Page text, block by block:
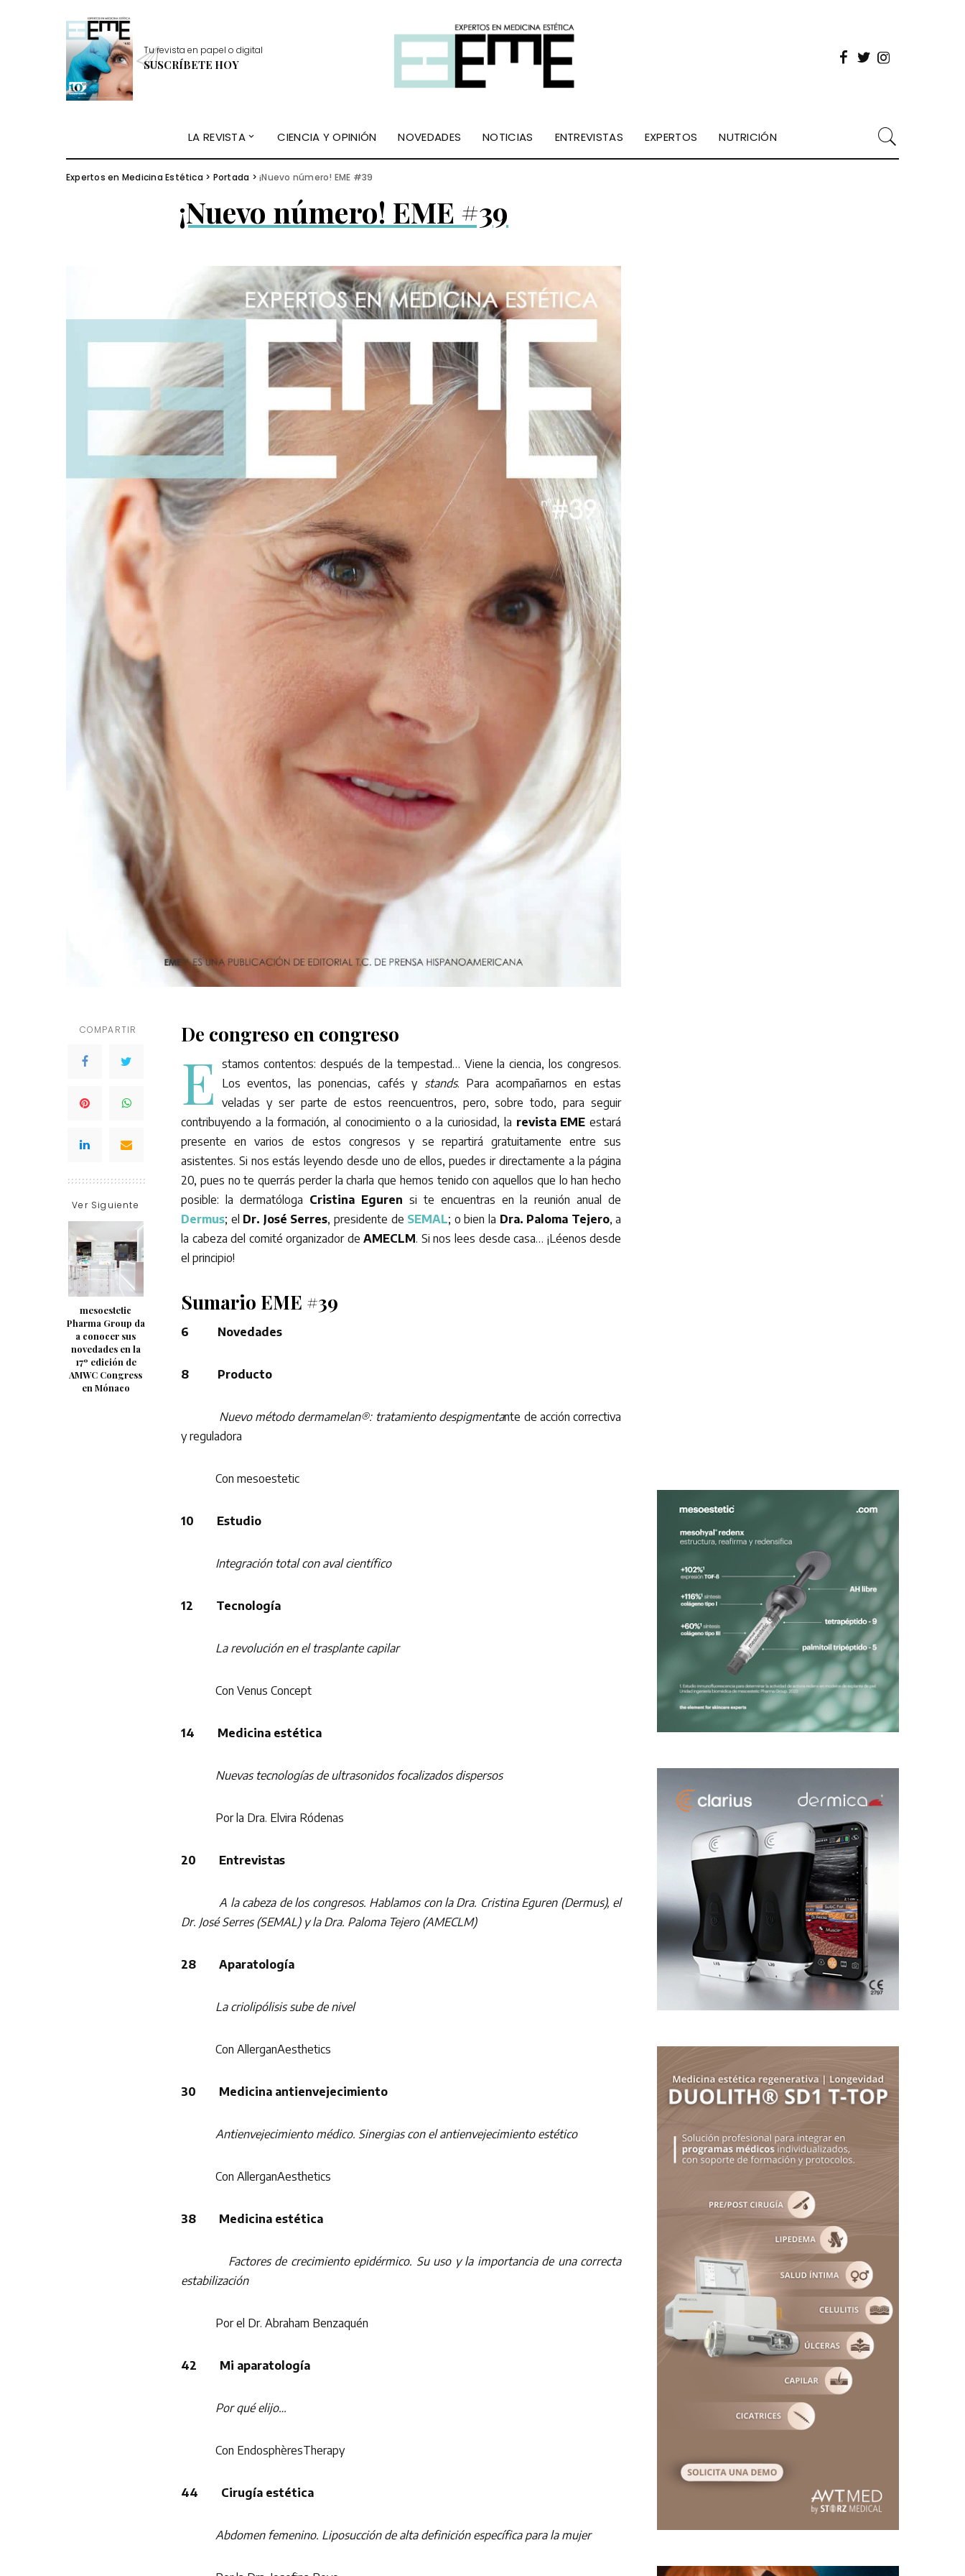
Tu revista en papel o digital
SUSCRÍBETE HOY
LA REVISTA CIENCIA Y OPINIÓN NOVEDADES NOTICIAS ENTREVISTAS EXPERTOS NUTRICIÓN
Expertos en Medicina Estética > Portada >¡Nuevo número! EME #39
¡Nuevo número! EME #39
COMPARTIR
Ver Siguiente
mesoestetic
Pharma Group da
a conocer sus
novedades en la
17º edición de
AMWC Congress
en Mónaco
De congreso en congreso
E stamos contentos: después de la tempestad… Viene la ciencia, los congresos.
Los eventos, las ponencias, cafés y stands. Para acompañarnos en estas
veladas y ser parte de estos reencuentros, pero, sobre todo, para seguir
contribuyendo a la formación, al conocimiento o a la curiosidad, la revista EME estará
presente en varios de estos congresos y se repartirá gratuitamente entre sus
asistentes. Si nos estás leyendo desde uno de ellos, puedes ir directamente a la página
20, pues no te querrás perder la charla que hemos tenido con aquellos que lo han hecho
posible: la dermatóloga Cristina Eguren si te encuentras en la reunión anual de
Dermus; el Dr. José Serres, presidente de SEMAL; o bien la Dra. Paloma Tejero, a
la cabeza del comité organizador deAMECLM. Si nos lees desde casa… ¡Léenos desde
el principio!
Sumario EME #39
6 Novedades
8 Producto
Nuevo método dermamelan®: tratamiento despigmentante de acción correctiva
y reguladora
Con mesoestetic
10 Estudio
Integración total con aval científico
12 Tecnología
La revolución en el trasplante capilar
Con Venus Concept
14 Medicina estética
Nuevas tecnologías de ultrasonidos focalizados dispersos
Por la Dra. Elvira Ródenas
20 Entrevistas
A la cabeza de los congresos. Hablamos con la Dra. Cristina Eguren (Dermus), el
Dr. José Serres (SEMAL) y la Dra. Paloma Tejero (AMECLM)
28 Aparatología
La criolipólisis sube de nivel
Con AllerganAesthetics
30 Medicina antienvejecimiento
Antienvejecimiento médico. Sinergias con el antienvejecimiento estético
Con AllerganAesthetics
38 Medicina estética
Factores de crecimiento epidérmico. Su uso y la importancia de una correcta
estabilización
Por el Dr. Abraham Benzaquén
42 Mi aparatología
Por qué elijo…
Con EndosphèresTherapy
44 Cirugía estética
Abdomen femenino. Liposucción de alta definición específica para la mujer